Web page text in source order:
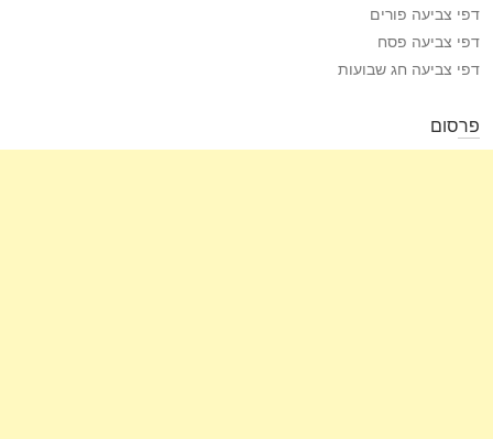
דפי צביעה פורים
דפי צביעה פסח
דפי צביעה חג שבועות
פרסום